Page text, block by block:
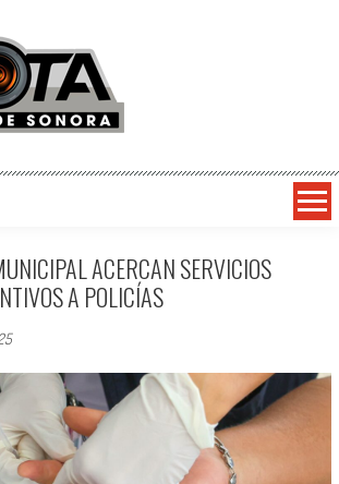
De Sonora
ACERCAN SERVICIOS
A POLICÍAS